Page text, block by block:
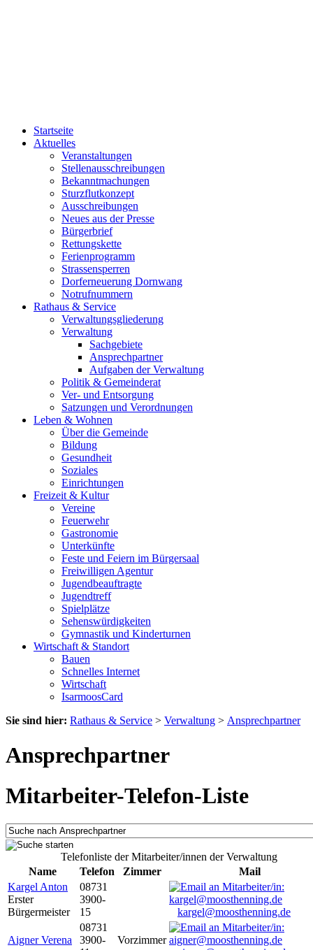
Startseite
Aktuelles
Veranstaltungen
Stellenausschreibungen
Bekanntmachungen
Sturzflutkonzept
Ausschreibungen
Neues aus der Presse
Bürgerbrief
Rettungskette
Ferienprogramm
Strassensperren
Dorferneuerung Dornwang
Notrufnummern
Rathaus & Service
Verwaltungsgliederung
Verwaltung
Sachgebiete
Ansprechpartner
Aufgaben der Verwaltung
Politik & Gemeinderat
Ver- und Entsorgung
Satzungen und Verordnungen
Leben & Wohnen
Über die Gemeinde
Bildung
Gesundheit
Soziales
Einrichtungen
Freizeit & Kultur
Vereine
Feuerwehr
Gastronomie
Unterkünfte
Feste und Feiern im Bürgersaal
Freiwilligen Agentur
Jugendbeauftragte
Jugendtreff
Spielplätze
Sehenswürdigkeiten
Gymnastik und Kinderturnen
Wirtschaft & Standort
Bauen
Schnelles Internet
Wirtschaft
IsarmoosCard
Sie sind hier: Rathaus & Service > Verwaltung > Ansprechpartner
Ansprechpartner
Mitarbeiter-Telefon-Liste
Telefonliste der Mitarbeiter/innen der Verwaltung
Name
Telefon Zimmer
Mail
Kargel Anton
Erster
Bürgermeister
08731
3900-
15
kargel@moosthenning.de
Aigner Verena
08731
3900-
Vorzimmer